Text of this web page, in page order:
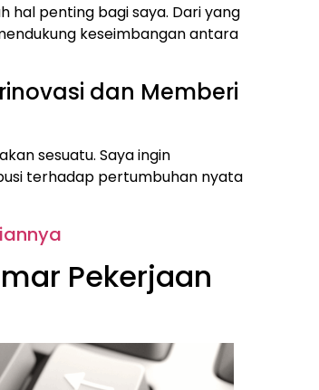
hal penting bagi saya. Dari yang
keseimbangan antara
dan Memberi
sesuatu. Saya ingin
terhadap pertumbuhan nyata
Pekerjaan